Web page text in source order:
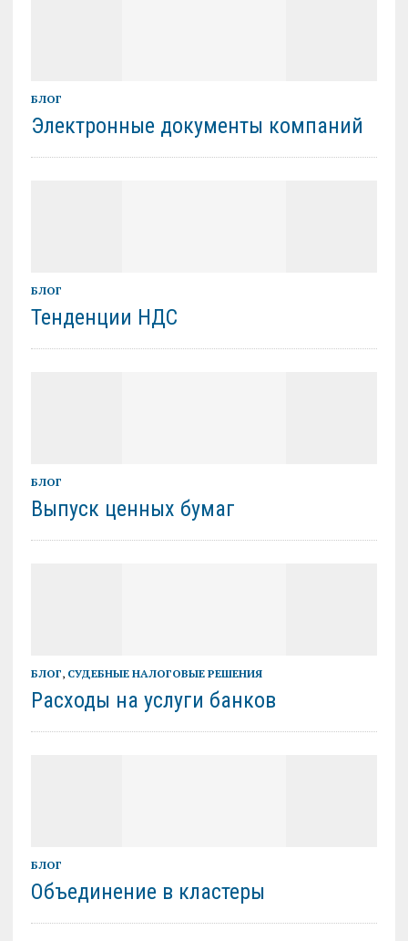
БЛОГ
Электронные документы компаний
БЛОГ
Тенденции НДС
БЛОГ
Выпуск ценных бумаг
БЛОГ, СУДЕБНЫЕ НАЛОГОВЫЕ РЕШЕНИЯ
Расходы на услуги банков
БЛОГ
Объединение в кластеры